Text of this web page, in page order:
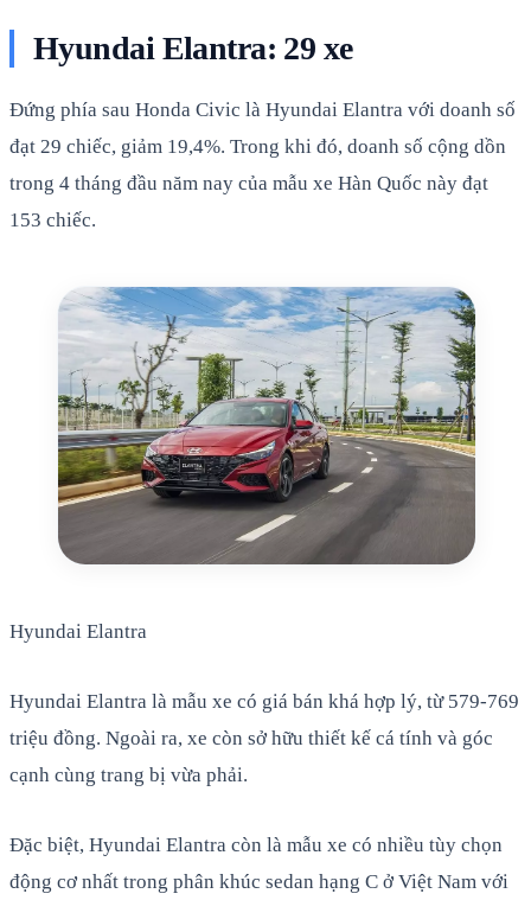
Hyundai Elantra: 29 xe
Đứng phía sau Honda Civic là Hyundai Elantra với doanh số
đạt 29 chiếc, giảm 19,4%. Trong khi đó, doanh số cộng dồn
trong 4 tháng đầu năm nay của mẫu xe Hàn Quốc này đạt
153 chiếc.
Hyundai Elantra
Hyundai Elantra là mẫu xe có giá bán khá hợp lý, từ 579-769
triệu đồng. Ngoài ra, xe còn sở hữu thiết kế cá tính và góc
cạnh cùng trang bị vừa phải.
Đặc biệt, Hyundai Elantra còn là mẫu xe có nhiều tùy chọn
động cơ nhất trong phân khúc sedan hạng C ở Việt Nam với